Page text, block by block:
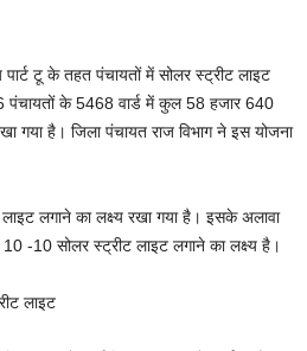
पार्ट टू के तहत पंचायतों में सोलर स्ट्रीट लाइट
पंचायतों के 5468 वार्ड में कुल 58 हजार 640
गया है। जिला पंचायत राज विभाग ने इस योजना
लगाने का लक्ष्य रखा गया है। इसके अलावा
10 -10 सोलर स्ट्रीट लाइट लगाने का लक्ष्य है।
लाइट